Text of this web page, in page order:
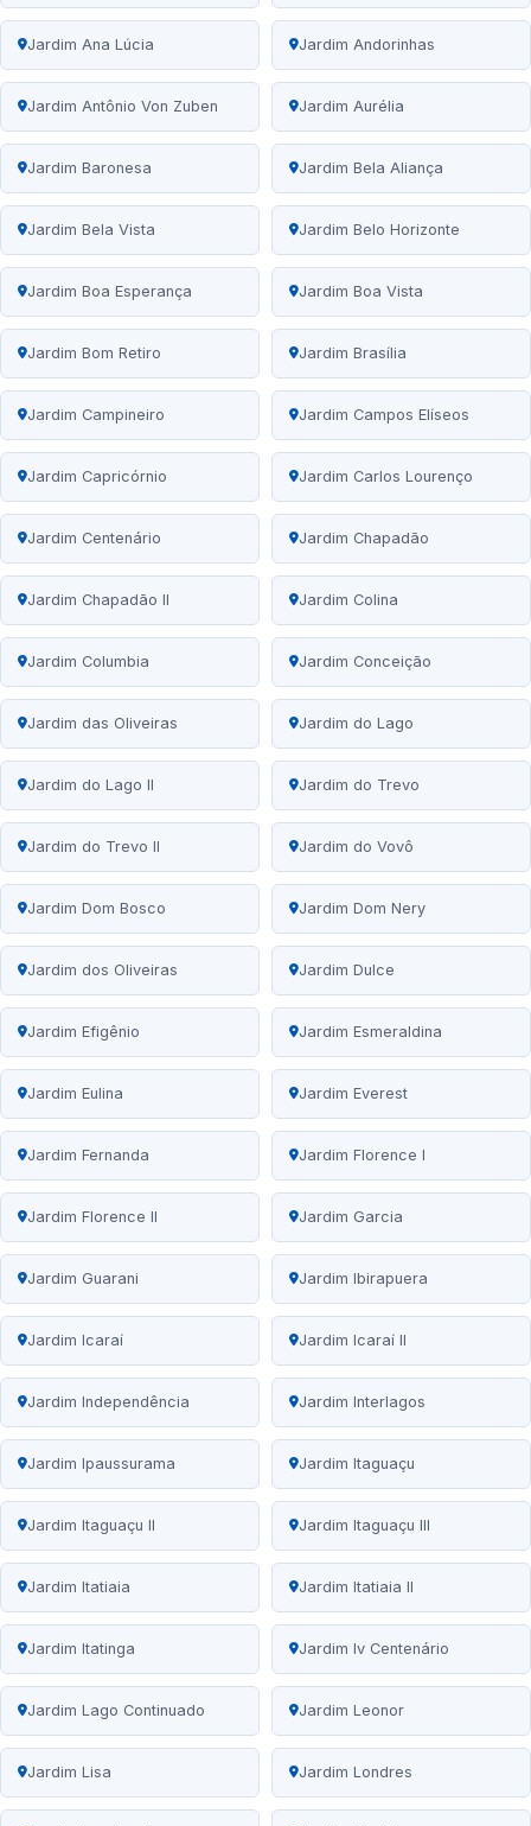
Jardim Ana Lúcia Jardim Andorinhas
Jardim Antônio Von Zuben Jardim Aurélia
Jardim Baronesa Jardim Bela Aliança
Jardim Bela Vista Jardim Belo Horizonte
Jardim Boa Esperança Jardim Boa Vista
Jardim Bom Retiro Jardim Brasília
Jardim Campineiro Jardim Campos Elíseos
Jardim Capricórnio Jardim Carlos Lourenço
Jardim Centenário Jardim Chapadão
Jardim Chapadão II Jardim Colina
Jardim Columbia Jardim Conceição
Jardim das Oliveiras Jardim do Lago
Jardim do Lago II Jardim do Trevo
Jardim do Trevo II Jardim do Vovô
Jardim Dom Bosco Jardim Dom Nery
Jardim dos Oliveiras Jardim Dulce
Jardim Efigênio Jardim Esmeraldina
Jardim Eulina Jardim Everest
Jardim Fernanda Jardim Florence I
Jardim Florence II Jardim Garcia
Jardim Guarani Jardim Ibirapuera
Jardim Icaraí Jardim Icaraí II
Jardim Independência Jardim Interlagos
Jardim Ipaussurama Jardim Itaguaçu
Jardim Itaguaçu II Jardim Itaguaçu III
Jardim Itatiaia Jardim Itatiaia II
Jardim Itatinga Jardim Iv Centenário
Jardim Lago Continuado Jardim Leonor
Jardim Lisa Jardim Londres